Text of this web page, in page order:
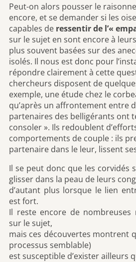
Peut-on alors pousser le
encore, et se demander si les
capables de ressentir de l’«
sur le sujet en sont encore à
plus souvent basées sur des
isolés. Il nous est donc pour
répondre clairement à cette
chercheurs disposent de
exemple, une étude chez le
qu’après un affrontement entre
partenaires des belligérants ont
consoler ». Ils redoublent
comportements de couple : ils
partenaire dans le leur, lissent
Il se peut donc que les corvidés
glisser dans la peau de leurs
d’autant plus lorsque le lien
est fort.
Il reste encore de nombreuses
sur le sujet,
mais ces découvertes montrent
processus semblable)
est susceptible d’exister ailleurs